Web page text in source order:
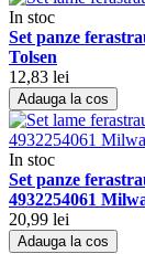
In stoc
Set panze
Tolsen
12,83 lei
Adauga la cos
In stoc
Set panze
4932254061
20,99 lei
Adauga la cos